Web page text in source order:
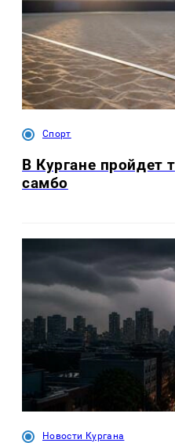
Спорт
В Кургане пройдет
самбо
Новости Кургана